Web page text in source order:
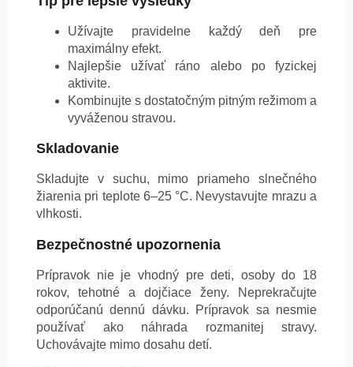
Užívajte pravidelne každý deň pre
maximálny efekt.
Najlepšie užívať ráno alebo po fyzickej
aktivite.
Kombinujte s dostatočným pitným režimom a
vyváženou stravou.
Skladovanie
Skladujte v suchu, mimo priameho slnečného
žiarenia pri teplote 6–25 °C. Nevystavujte mrazu a
vlhkosti.
Bezpečnostné upozornenia
Prípravok nie je vhodný pre deti, osoby do 18
rokov, tehotné a dojčiace ženy. Neprekračujte
odporúčanú dennú dávku. Prípravok sa nesmie
používať ako náhrada rozmanitej stravy.
Uchovávajte mimo dosahu detí.